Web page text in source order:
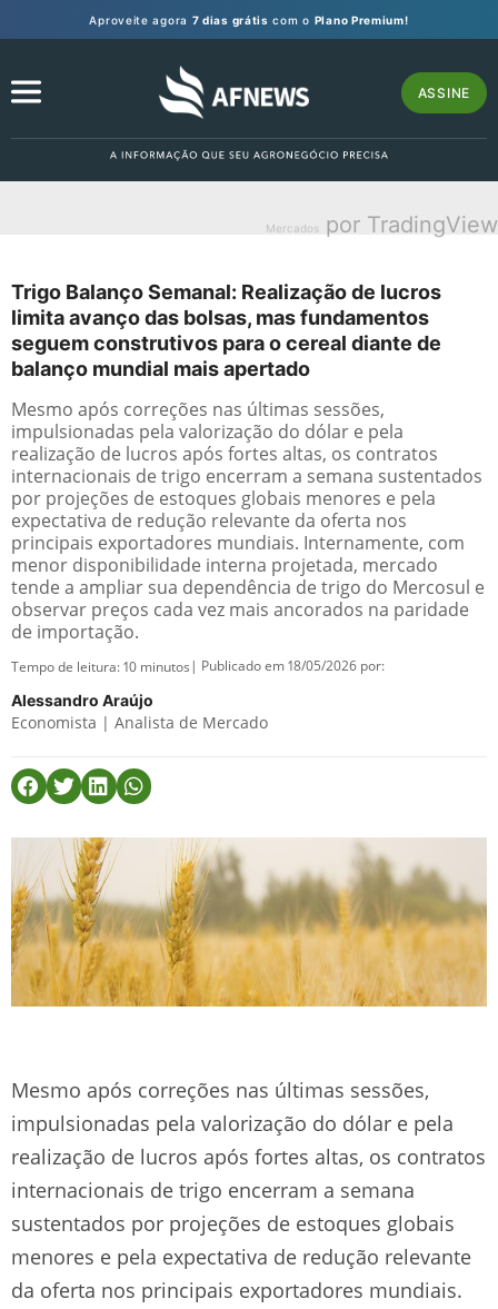
Aproveite agora 7 dias grátis com o Plano Premium!
ASSINE
Mercados por TradingView
Trigo Balanço Semanal: Realização de lucros
limita avanço das bolsas, mas fundamentos
seguem construtivos para o cereal diante de
balanço mundial mais apertado
Mesmo após correções nas últimas sessões,
impulsionadas pela valorização do dólar e pela
realização de lucros após fortes altas, os contratos
internacionais de trigo encerram a semana sustentados
por projeções de estoques globais menores e pela
expectativa de redução relevante da oferta nos
principais exportadores mundiais. Internamente, com
menor disponibilidade interna projetada, mercado
tende a ampliar sua dependência de trigo do Mercosul e
observar preços cada vez mais ancorados na paridade
de importação.
Tempo de leitura:10 minutos | Publicado em 18/05/2026 por:
Alessandro Araújo
Economista | Analista de Mercado
Mesmo após correções nas últimas sessões,
impulsionadas pela valorização do dólar e pela
realização de lucros após fortes altas, os contratos
internacionais de trigo encerram a semana
sustentados por projeções de estoques globais
menores e pela expectativa de redução relevante
da oferta nos principais exportadores mundiais.